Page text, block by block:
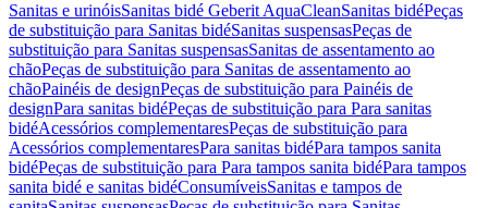
Sanitas e urinóisSanitas bidé Geberit AquaCleanSanitas bidéPeças
de substituição para Sanitas bidéSanitas suspensasPeças de
substituição para Sanitas suspensasSanitas de assentamento ao
chãoPeças de substituição para Sanitas de assentamento ao
chãoPainéis de designPeças de substituição para Painéis de
designPara sanitas bidéPeças de substituição para Para sanitas
bidéAcessórios complementaresPeças de substituição para
Acessórios complementaresPara sanitas bidéPara tampos sanita
bidéPeças de substituição para Para tampos sanita bidéPara tampos
sanita bidé e sanitas bidéConsumíveisSanitas e tampos de